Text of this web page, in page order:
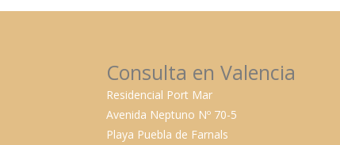
Consulta en Valencia
Residencial Port Mar
Avenida Neptuno Nº 70-5
Playa Puebla de Farnals